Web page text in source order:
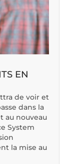
EN
de voir et
dans la
au nouveau
System
la mise au